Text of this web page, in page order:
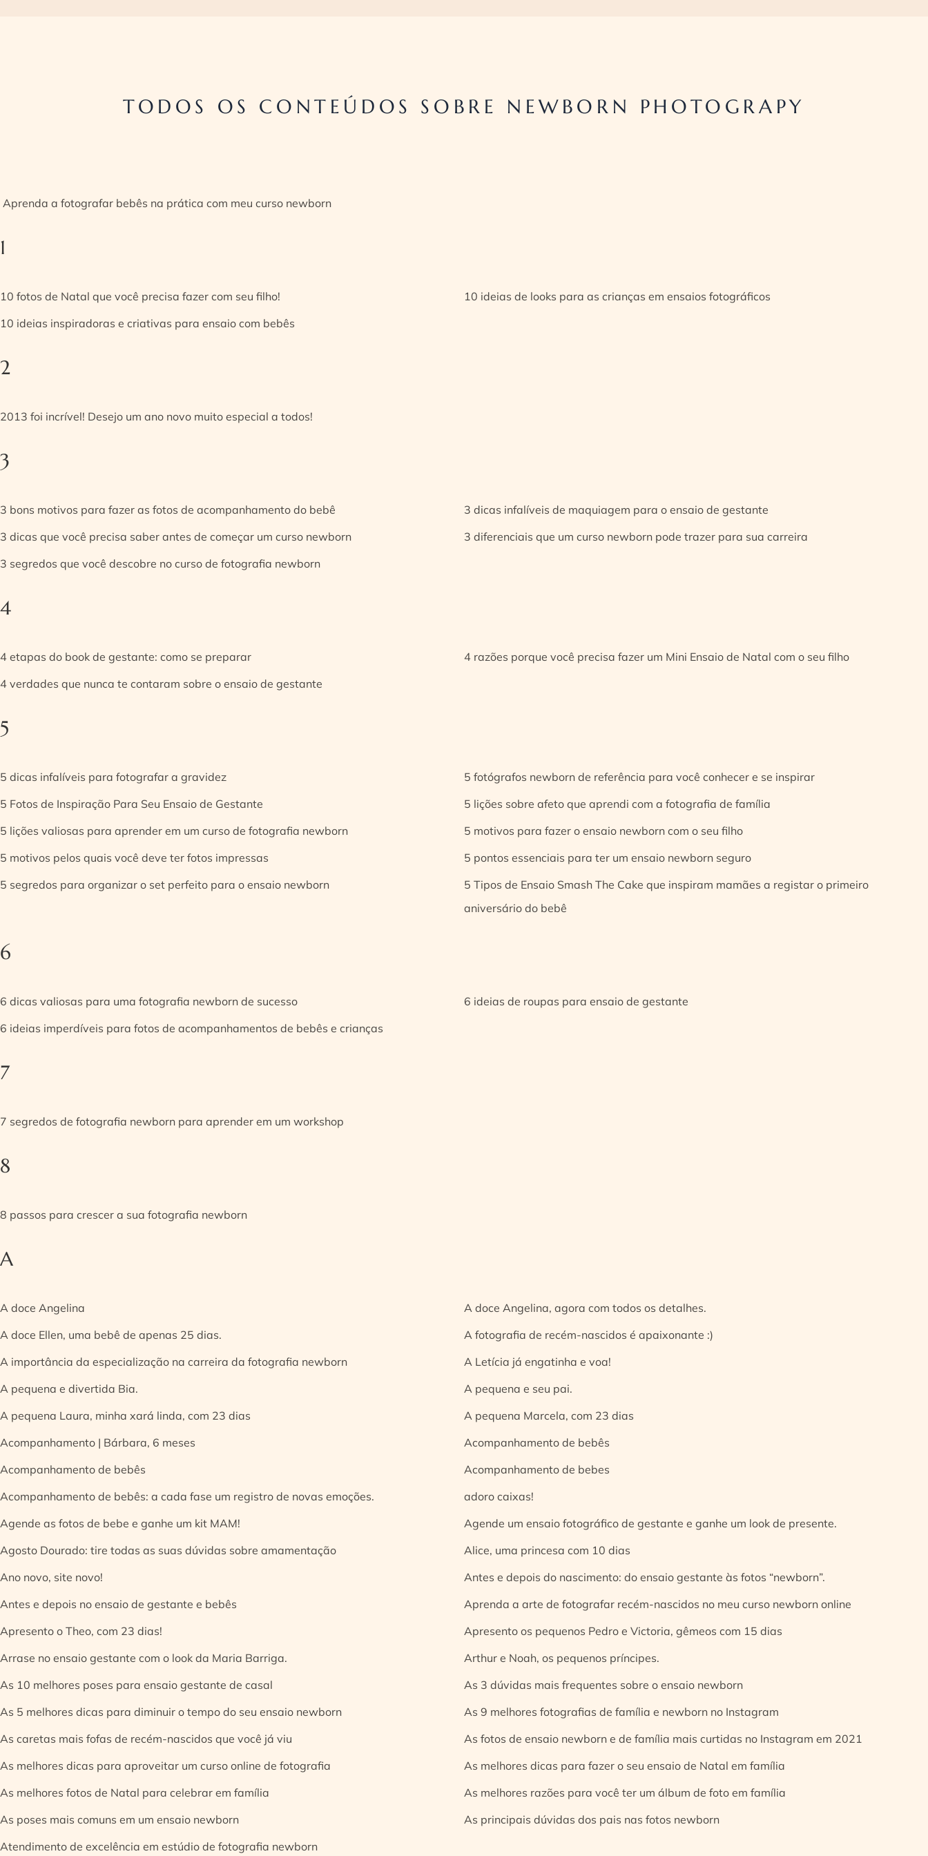
TODOS OS CONTEÚDOS SOBRE NEWBORN PHOTOGRAPY
Aprenda a fotografar bebês na prática com meu curso newborn
1
10 fotos de Natal que você precisa fazer com seu filho!
10 ideias de looks para as crianças em ensaios fotográficos
10 ideias inspiradoras e criativas para ensaio com bebês
2
2013 foi incrível! Desejo um ano novo muito especial a todos!
3
3 bons motivos para fazer as fotos de acompanhamento do bebê
3 dicas infalíveis de maquiagem para o ensaio de gestante
3 dicas que você precisa saber antes de começar um curso newborn
3 diferenciais que um curso newborn pode trazer para sua carreira
3 segredos que você descobre no curso de fotografia newborn
4
4 etapas do book de gestante: como se preparar
4 razões porque você precisa fazer um Mini Ensaio de Natal com o seu filho
4 verdades que nunca te contaram sobre o ensaio de gestante
5
5 dicas infalíveis para fotografar a gravidez
5 fotógrafos newborn de referência para você conhecer e se inspirar
5 Fotos de Inspiração Para Seu Ensaio de Gestante
5 lições sobre afeto que aprendi com a fotografia de família
5 lições valiosas para aprender em um curso de fotografia newborn
5 motivos para fazer o ensaio newborn com o seu filho
5 motivos pelos quais você deve ter fotos impressas
5 pontos essenciais para ter um ensaio newborn seguro
5 segredos para organizar o set perfeito para o ensaio newborn
5 Tipos de Ensaio Smash The Cake que inspiram mamães a registar o primeiro
aniversário do bebê
6
6 dicas valiosas para uma fotografia newborn de sucesso
6 ideias de roupas para ensaio de gestante
6 ideias imperdíveis para fotos de acompanhamentos de bebês e crianças
7
7 segredos de fotografia newborn para aprender em um workshop
8
8 passos para crescer a sua fotografia newborn
A
A doce Angelina
A doce Angelina, agora com todos os detalhes.
A doce Ellen, uma bebê de apenas 25 dias.
A fotografia de recém-nascidos é apaixonante :)
A importância da especialização na carreira da fotografia newborn
A Letícia já engatinha e voa!
A pequena e divertida Bia.
A pequena e seu pai.
A pequena Laura, minha xará linda, com 23 dias
A pequena Marcela, com 23 dias
Acompanhamento | Bárbara, 6 meses
Acompanhamento de bebês
Acompanhamento de bebês
Acompanhamento de bebes
Acompanhamento de bebês: a cada fase um registro de novas emoções.
adoro caixas!
Agende as fotos de bebe e ganhe um kit MAM!
Agende um ensaio fotográfico de gestante e ganhe um look de presente.
Agosto Dourado: tire todas as suas dúvidas sobre amamentação
Alice, uma princesa com 10 dias
Ano novo, site novo!
Antes e depois do nascimento: do ensaio gestante às fotos “newborn”.
Antes e depois no ensaio de gestante e bebês
Aprenda a arte de fotografar recém-nascidos no meu curso newborn online
Apresento o Theo, com 23 dias!
Apresento os pequenos Pedro e Victoria, gêmeos com 15 dias
Arrase no ensaio gestante com o look da Maria Barriga.
Arthur e Noah, os pequenos príncipes.
As 10 melhores poses para ensaio gestante de casal
As 3 dúvidas mais frequentes sobre o ensaio newborn
As 5 melhores dicas para diminuir o tempo do seu ensaio newborn
As 9 melhores fotografias de família e newborn no Instagram
As caretas mais fofas de recém-nascidos que você já viu
As fotos de ensaio newborn e de família mais curtidas no Instagram em 2021
As melhores dicas para aproveitar um curso online de fotografia
As melhores dicas para fazer o seu ensaio de Natal em família
As melhores fotos de Natal para celebrar em família
As melhores razões para você ter um álbum de foto em família
As poses mais comuns em um ensaio newborn
As principais dúvidas dos pais nas fotos newborn
Atendimento de excelência em estúdio de fotografia newborn